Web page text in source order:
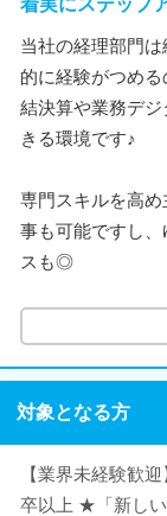
着実にステップ
当社の経理部門
的に経験がつめ
結決算や業務デ
きる環境です♪
専門スキルを高め
事も可能ですし
スも◎
対象となる方
【業界未経験歓
卒以上 ★「新しい